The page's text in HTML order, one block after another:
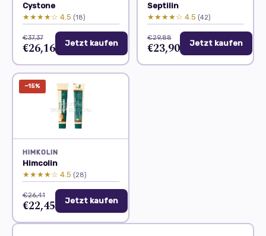
Cystone
★★★★☆ 4.5 (18)
€37,37
€26,16 Jetzt kaufen
Septilin
★★★★☆ 4.5 (42)
€29,88
€23,90 Jetzt kaufen
−15%
HIMKOLIN
Himcolin
★★★★☆ 4.5 (28)
€26,41
€22,45 Jetzt kaufen